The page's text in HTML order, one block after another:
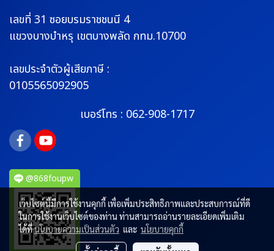
เลขที่ 31 ซอยบรมราชชนนี 4
แขวงบางบำหรุ เขตบางพลัด กทม.10700
เลขประจำตัวผู้เสียภาษี :
0105565092905
เบอร์โทร : 062-908-1717
@868foupw
เว็บไซต์นี้มีการใช้งานคุกกี้ เพื่อเพิ่มประสิทธิภาพและประสบการณ์ที่ดี
ในการใช้งานเว็บไซต์ของท่าน ท่านสามารถอ่านรายละเอียดเพิ่มเติม
ได้ที่นโยบายความเป็นส่วนตัว และ นโยบายคุกกี้